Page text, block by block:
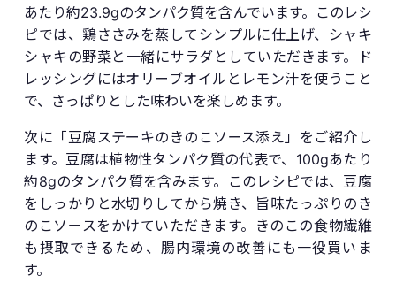
あたり約23.9gのタンパク質を含んでいます。このレシ
ピでは、鶏ささみを蒸してシンプルに仕上げ、シャキ
シャキの野菜と一緒にサラダとしていただきます。ド
レッシングにはオリーブオイルとレモン汁を使うこと
で、さっぱりとした味わいを楽しめます。
次に「豆腐ステーキのきのこソース添え」をご紹介し
ます。豆腐は植物性タンパク質の代表で、100gあたり
約8gのタンパク質を含みます。このレシピでは、豆腐
をしっかりと水切りしてから焼き、旨味たっぷりのき
のこソースをかけていただきます。きのこの食物繊維
も摂取できるため、腸内環境の改善にも一役買いま
す。